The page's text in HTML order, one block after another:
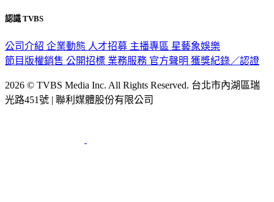
認識 TVBS
公司介紹 企業動態 人才招募 主播專區 星藝象娛樂
節目版權銷售 公開招標 業務服務 官方聲明 獲獎紀錄／認證
2026 © TVBS Media Inc. All Rights Reserved. 台北市內湖區瑞
光路451號 | 聯利媒體股份有限公司